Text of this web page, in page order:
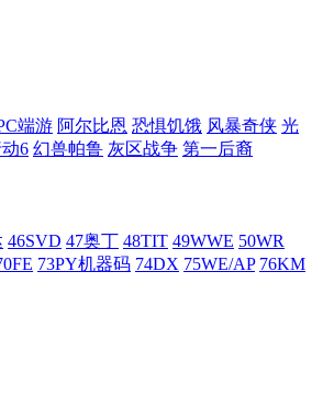
端游 阿尔比恩 恐惧饥饿 风暴奇侠 光
6 幻兽帕鲁 灰区战争 第一后裔
46SVD 47奥丁 48TIT 49WWE 50WR
73PY机器码 74DX 75WE/AP 76KM